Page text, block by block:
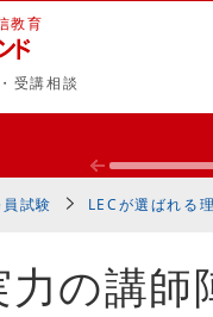
教育
受講相談
試験 LECが選ばれる
の講師